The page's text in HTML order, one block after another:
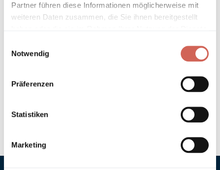
Partner führen diese Informationen möglicherweise mit
weiteren Daten zusammen, die Sie ihnen bereitgestellt
Notwendig
Präferenzen
Statistiken
Marketing
Hinweis zur Grundierung
Umweltverträglichkeit
Technische Daten
Hinweis zur Farbtongenauigkeit